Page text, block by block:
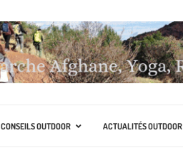
CONSEILS OUTDOOR ACTUALITÉS OUTDOOR